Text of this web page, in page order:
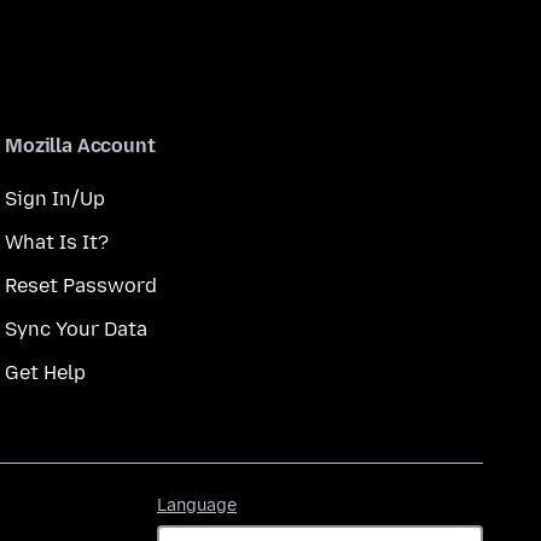
Mozilla Account
Sign In/Up
What Is It?
Reset Password
Sync Your Data
Get Help
Language